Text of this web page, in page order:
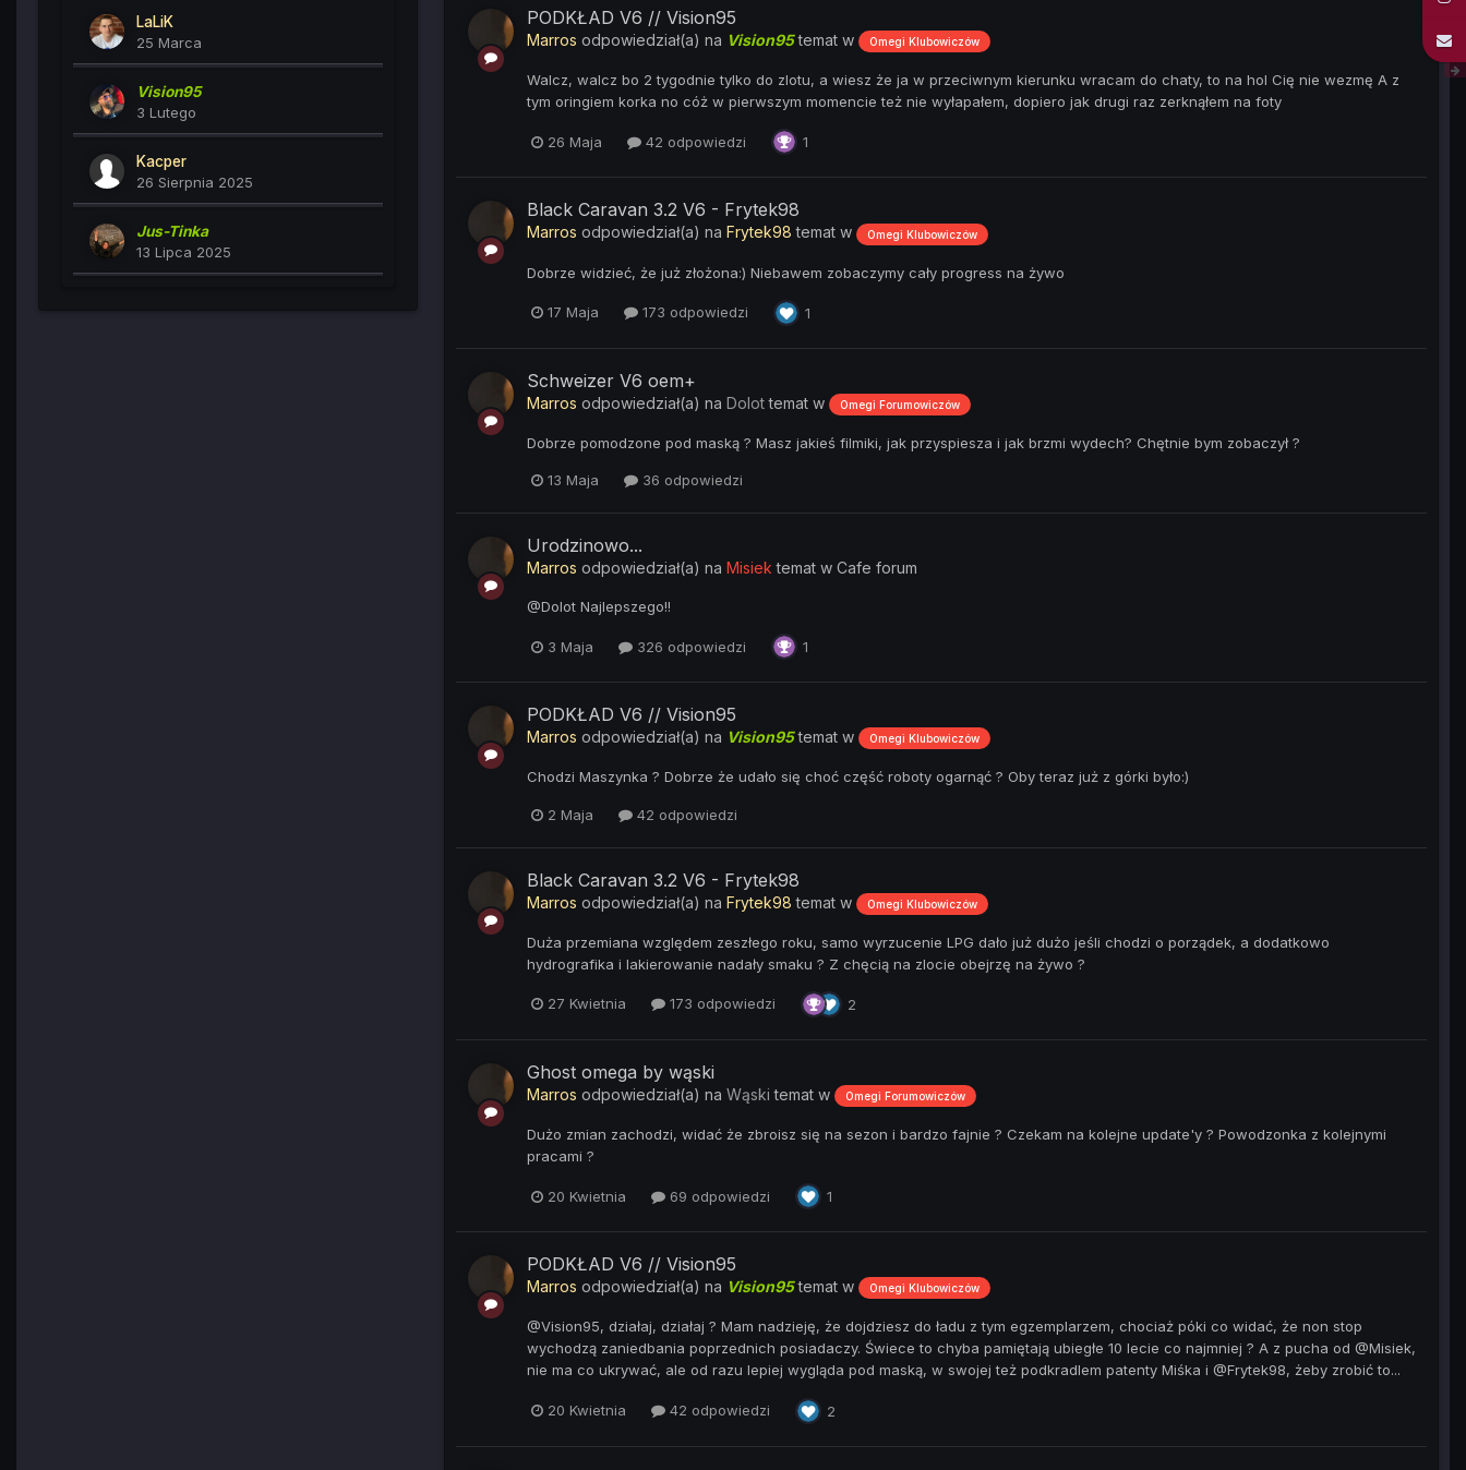
LaLiK
25 Marca
Vision95
3 Lutego
Kacper
26 Sierpnia 2025
Jus-Tinka
13 Lipca 2025
PODKŁAD V6 // Vision95
Marros odpowiedział(a) na Vision95temat w Omegi Klubowiczów
Walcz, walcz bo 2 tygodnie tylko do zlotu, a wiesz że ja w przeciwnym kierunku wracam do chaty, to na hol Cię nie wezmę A z
tym oringiem korka no cóż w pierwszym momencie też nie wyłapałem, dopiero jak drugi raz zerknąłem na foty
26 Maja 42 odpowiedzi 1
Black Caravan 3.2 V6 - Frytek98
Marros odpowiedział(a) na Frytek98 temat w Omegi Klubowiczów
Dobrze widzieć, że już złożona:) Niebawem zobaczymy cały progress na żywo
17 Maja 173 odpowiedzi 1
Schweizer V6 oem+
Marros odpowiedział(a) na Dolottemat w Omegi Forumowiczów
Dobrze pomodzone pod maską ? Masz jakieś filmiki, jak przyspiesza i jak brzmi wydech? Chętnie bym zobaczył ?
13 Maja 36 odpowiedzi
Urodzinowo...
Marros odpowiedział(a) na Misiek temat w Cafe forum
@Dolot Najlepszego!!
3 Maja 326 odpowiedzi 1
PODKŁAD V6 // Vision95
Marros odpowiedział(a) na Vision95temat w Omegi Klubowiczów
Chodzi Maszynka ? Dobrze że udało się choć część roboty ogarnąć ? Oby teraz już z górki było:)
2 Maja 42 odpowiedzi
Black Caravan 3.2 V6 - Frytek98
Marros odpowiedział(a) na Frytek98 temat w Omegi Klubowiczów
Duża przemiana względem zeszłego roku, samo wyrzucenie LPG dało już dużo jeśli chodzi o porządek, a dodatkowo
hydrografika i lakierowanie nadały smaku ? Z chęcią na zlocie obejrzę na żywo ?
27 Kwietnia 173 odpowiedzi 2
Ghost omega by wąski
Marros odpowiedział(a) na Wąski temat w Omegi Forumowiczów
Dużo zmian zachodzi, widać że zbroisz się na sezon i bardzo fajnie ? Czekam na kolejne update'y ? Powodzonka z kolejnymi
pracami ?
20 Kwietnia 69 odpowiedzi 1
PODKŁAD V6 // Vision95
Marros odpowiedział(a) na Vision95temat w Omegi Klubowiczów
@Vision95, działaj, działaj ? Mam nadzieję, że dojdziesz do ładu z tym egzemplarzem, chociaż póki co widać, że non stop
wychodzą zaniedbania poprzednich posiadaczy. Świece to chyba pamiętają ubiegłe 10 lecie co najmniej ? A z pucha od @Misiek,
nie ma co ukrywać, ale od razu lepiej wygląda pod maską, w swojej też podkradlem patenty Miśka i @Frytek98, żeby zrobić to...
20 Kwietnia 42 odpowiedzi 2